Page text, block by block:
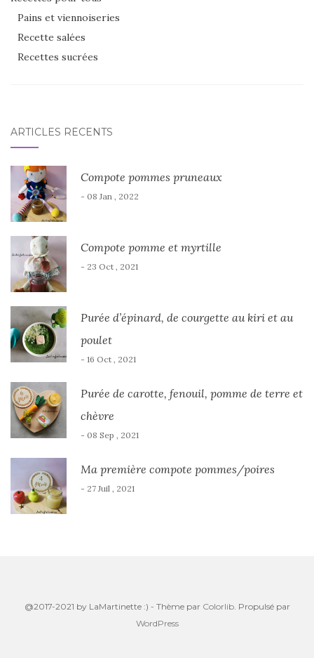
Pains et viennoiseries
Recette salées
Recettes sucrées
ARTICLES RÉCENTS
Compote pommes pruneaux
- 08 Jan , 2022
Compote pomme et myrtille
- 23 Oct , 2021
Purée d’épinard, de courgette au kiri et au
poulet
- 16 Oct , 2021
Purée de carotte, fenouil, pomme de terre et
chèvre
- 08 Sep , 2021
Ma première compote pommes/poires
- 27 Juil , 2021
@2017-2021 by LaMartinette :) - Thème par Colorlib. Propulsé par
WordPress